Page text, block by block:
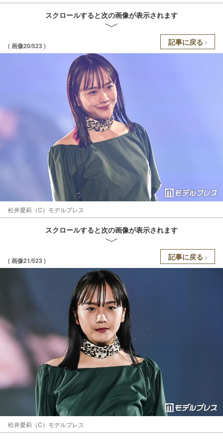
スクロールすると次の画像が表示されます
( 画像20/523 ) 記事に戻る
松井愛莉（C）モデルプレス
スクロールすると次の画像が表示されます
( 画像21/523 ) 記事に戻る
松井愛莉（C）モデルプレス